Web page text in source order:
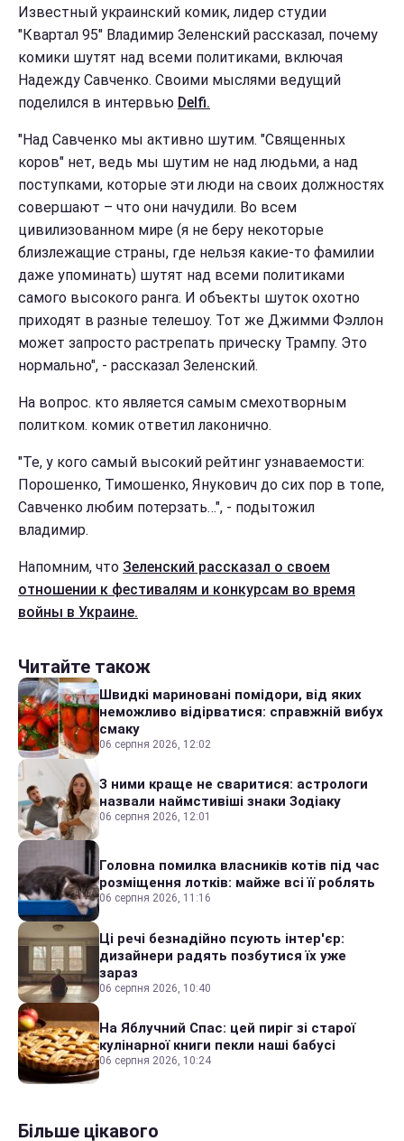
Известный украинский комик, лидер студии
"Квартал 95" Владимир Зеленский рассказал, почему
комики шутят над всеми политиками, включая
Надежду Савченко. Своими мыслями ведущий
поделился в интервью Delfi.
"Над Савченко мы активно шутим. "Священных
коров" нет, ведь мы шутим не над людьми, а над
поступками, которые эти люди на своих должностях
совершают – что они начудили. Во всем
цивилизованном мире (я не беру некоторые
близлежащие страны, где нельзя какие-то фамилии
даже упоминать) шутят над всеми политиками
самого высокого ранга. И объекты шуток охотно
приходят в разные телешоу. Тот же Джимми Фэллон
может запросто растрепать прическу Трампу. Это
нормально", - рассказал Зеленский.
На вопрос. кто является самым смехотворным
политком. комик ответил лаконично.
"Те, у кого самый высокий рейтинг узнаваемости:
Порошенко, Тимошенко, Янукович до сих пор в топе,
Савченко любим потерзать…", - подытожил
владимир.
Напомним, что Зеленский рассказал о своем
отношении к фестивалям и конкурсам во время
войны в Украине.
Читайте також
Швидкі мариновані помідори, від яких
неможливо відірватися: справжній вибух
смаку
06 серпня 2026, 12:02
З ними краще не сваритися: астрологи
назвали наймстивіші знаки Зодіаку
06 серпня 2026, 12:01
Головна помилка власників котів під час
розміщення лотків: майже всі її роблять
06 серпня 2026, 11:16
Ці речі безнадійно псують інтер'єр:
дизайнери радять позбутися їх уже
зараз
06 серпня 2026, 10:40
На Яблучний Спас: цей пиріг зі старої
кулінарної книги пекли наші бабусі
06 серпня 2026, 10:24
Більше цікавого